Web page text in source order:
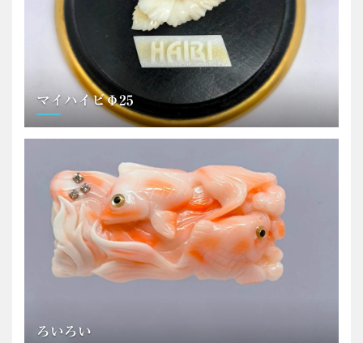
マイハイビФ25
ろいろい